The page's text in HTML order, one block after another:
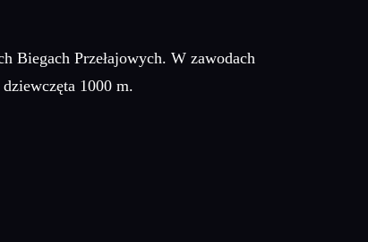
Biegach Przełajowych. W zawodach
1000 m.